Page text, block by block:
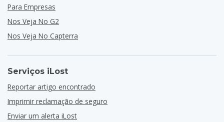
Para Empresas
Nos Veja No G2
Nos Veja No Capterra
Serviços iLost
Reportar artigo encontrado
Imprimir reclamação de seguro
Enviar um alerta iLost